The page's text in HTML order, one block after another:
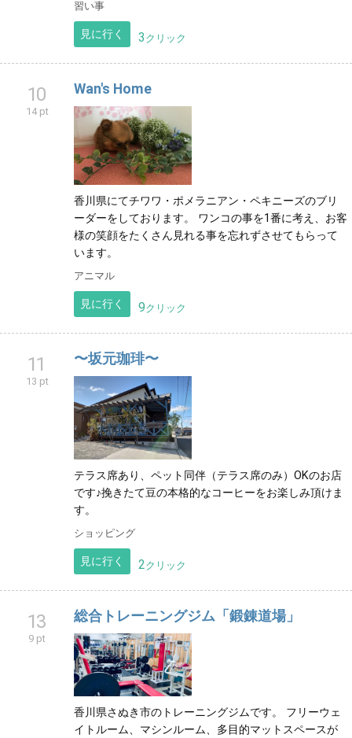
習い事
見に行く 3 クリック
10
14 pt
Wan's Home
香川県にてチワワ・ポメラニアン・ペキニーズのブリ
ーダーをしております。 ワンコの事を1番に考え、お客
様の笑顔をたくさん見れる事を忘れずさせてもらって
います。
アニマル
見に行く 9クリック
11
13 pt
〜坂元珈琲〜
テラス席あり、ペット同伴（テラス席のみ）OKのお店
です♪挽きたて豆の本格的なコーヒーをお楽しみ頂けま
す。
ショッピング
見に行く 2クリック
13
9 pt
総合トレーニングジム「鍛錬道場」
香川県さぬき市のトレーニングジムです。 フリーウェ
イトルーム、マシンルーム、多目的マットスペースが